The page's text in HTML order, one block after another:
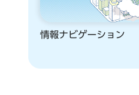
情報ナビゲーション